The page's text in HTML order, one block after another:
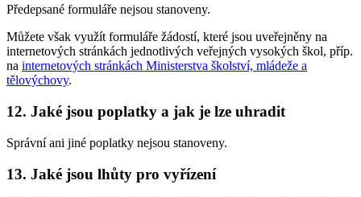
Předepsané formuláře nejsou stanoveny.
Můžete však využít formuláře žádostí, které jsou uveřejněny na
internetových stránkách jednotlivých veřejných vysokých škol, příp.
na internetových stránkách Ministerstva školství, mládeže a
tělovýchovy.
12. Jaké jsou poplatky a jak je lze uhradit
Správní ani jiné poplatky nejsou stanoveny.
13. Jaké jsou lhůty pro vyřízení